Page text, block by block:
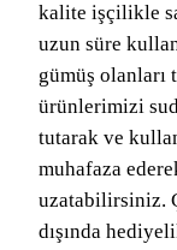
kalite işçilikle
uzun süre
gümüş olanları
ürünlerimizi
tutarak ve
muhafaza
uzatabilirsiniz.
dışında